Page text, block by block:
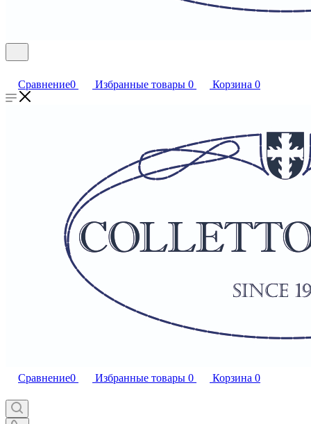
Сравнение0 Избранные товары 0 Корзина 0
Сравнение0 Избранные товары 0 Корзина 0